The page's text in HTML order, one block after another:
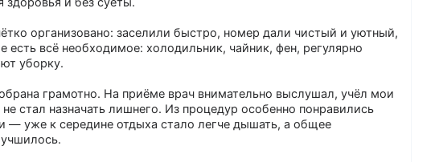
организовано: заселили быстро, номер дали чистый и уютный,
есть всё необходимое: холодильник, чайник, фен, регулярно
уборку.
грамотно. На приёме врач внимательно выслушал, учёл мои
стал назначать лишнего. Из процедур особенно понравились
— уже к середине отдыха стало легче дышать, а общее